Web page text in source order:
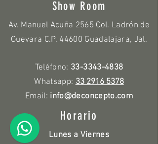
Show Room
Av. Manuel Acuña 2565 Col. Ladrón de
Guevara C.P. 44600 Guadalajara, Jal.
Teléfono: 33-3343-4838
Whatsapp:33 2916 5378
Email: info@deconcepto.com
Horario
Lunes a Viernes